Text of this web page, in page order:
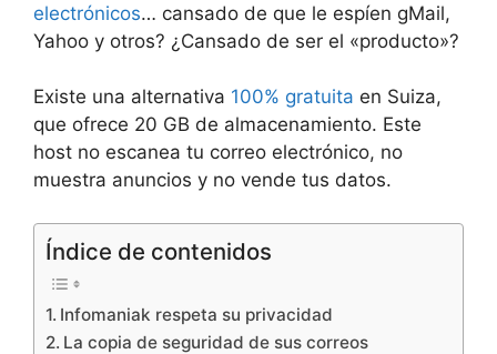
electrónicos… cansado de que le espíen gMail,
Yahoo y otros? ¿Cansado de ser el «producto»?
Existe una alternativa 100% gratuita en Suiza,
que ofrece 20 GB de almacenamiento. Este
host no escanea tu correo electrónico, no
muestra anuncios y no vende tus datos.
Índice de contenidos
Infomaniak respeta su privacidad
La copia de seguridad de sus correos